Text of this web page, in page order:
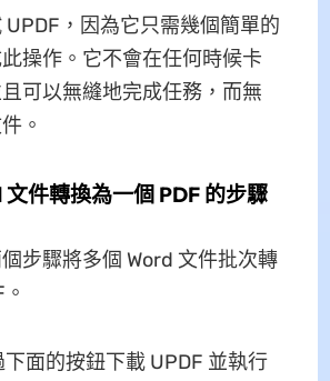
，因為它只需幾個簡單的
操作。它不會在任何時候卡
可以無縫地完成任務，而無
。
件轉換為一個 PDF 的步驟
步驟將多個 Word 文件批次轉
下面的按鈕下載 UPDF 並執行